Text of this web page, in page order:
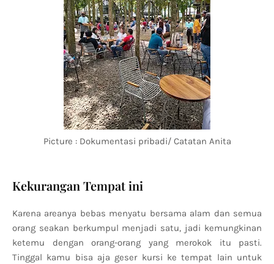
Picture : Dokumentasi pribadi/ Catatan Anita
Kekurangan Tempat ini
Karena areanya bebas menyatu bersama alam dan semua
orang seakan berkumpul menjadi satu, jadi kemungkinan
ketemu dengan orang-orang yang merokok itu pasti.
Tinggal kamu bisa aja geser kursi ke tempat lain untuk